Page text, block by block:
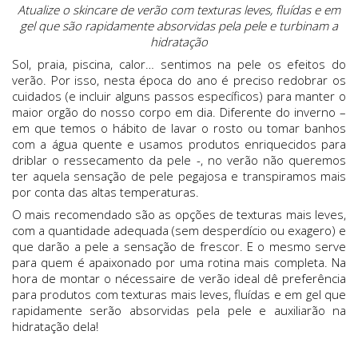
Atualize o skincare de verão com texturas leves, fluídas e em
gel que são rapidamente absorvidas pela pele e turbinam a
hidratação
Sol, praia, piscina, calor… sentimos na pele os efeitos do
verão. Por isso, nesta época do ano é preciso redobrar os
cuidados (e incluir alguns passos específicos) para manter o
maior orgão do nosso corpo em dia. Diferente do inverno –
em que temos o hábito de lavar o rosto ou tomar banhos
com a água quente e usamos produtos enriquecidos para
driblar o ressecamento da pele -, no verão não queremos
ter aquela sensação de pele pegajosa e transpiramos mais
por conta das altas temperaturas.
O mais recomendado são as opções de texturas mais leves,
com a quantidade adequada (sem desperdício ou exagero) e
que darão a pele a sensação de frescor. E o mesmo serve
para quem é apaixonado por uma rotina mais completa. Na
hora de montar o nécessaire de verão ideal dê preferência
para produtos com texturas mais leves, fluídas e em gel que
rapidamente serão absorvidas pela pele e auxiliarão na
hidratação dela!